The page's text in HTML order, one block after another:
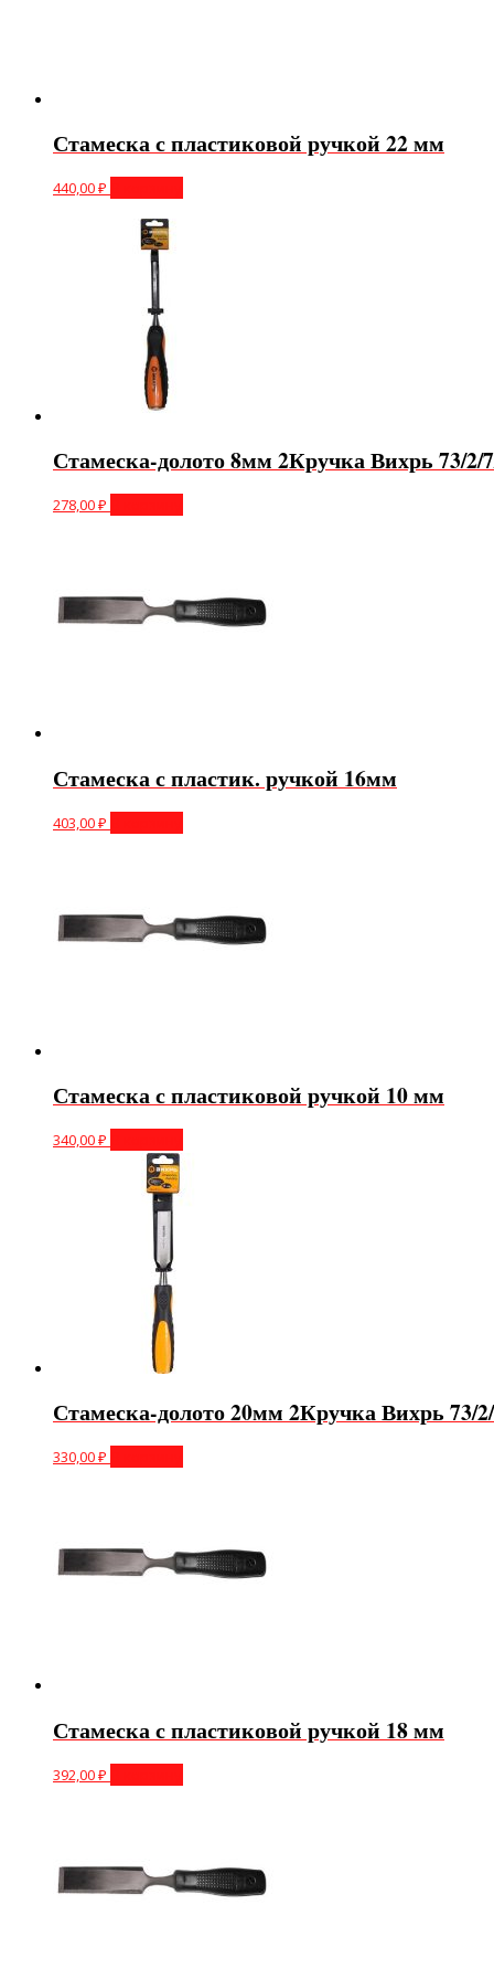
Стамеска с пластиковой ручкой 22 мм
440,00₽
Стамеска-долото 8мм 2Кручка Вихрь 73/2/
278,00₽
Стамеска с пластик. ручкой 16мм
403,00₽
Стамеска с пластиковой ручкой 10 мм
340,00₽
Стамеска-долото 20мм 2Кручка Вихрь 73/
330,00₽
Стамеска с пластиковой ручкой 18 мм
392,00₽